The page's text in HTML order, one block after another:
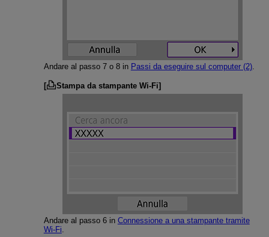
Andare al passo 7 o 8 in Passi da eseguire sul computer (2).
[ Stampa da stampante Wi-Fi]
Andare al passo 6 in Connessione a una stampante tramite
Wi-Fi.